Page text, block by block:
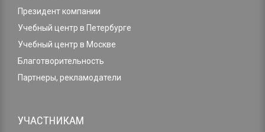
Президент компании
Учебный центр в Петербурге
Учебный центр в Москве
Благотворительность
Партнеры, рекламодатели
УЧАСТНИКАМ